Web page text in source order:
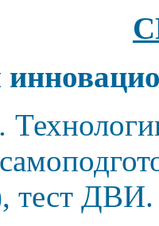
тест ДВИ.